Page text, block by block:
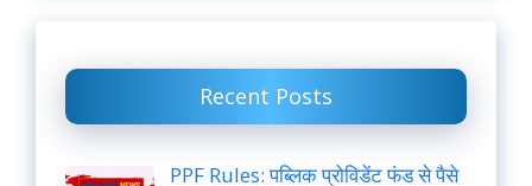
Recent Posts
PPF Rules: पब्लिक प्रोविडेंट फंड से पैसे